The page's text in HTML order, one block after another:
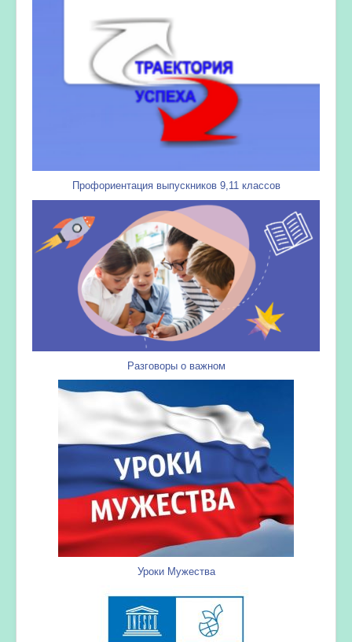
Профориентация выпускников 9,11 классов
Разговоры о важном
Уроки Мужества